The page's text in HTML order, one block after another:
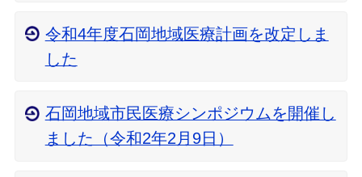
令和4年度石岡地域医療計画を改定しま
した
石岡地域市民医療シンポジウムを開催し
ました（令和2年2月9日）